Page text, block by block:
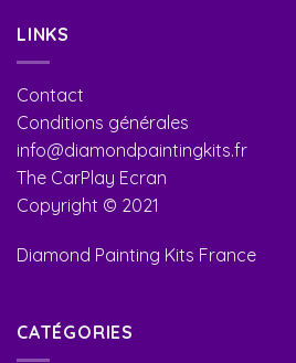
LINKS
Contact
Conditions générales
info@diamondpaintingkits.fr
The CarPlay Ecran
Copyright © 2021
Diamond Painting Kits France
CATÉGORIES